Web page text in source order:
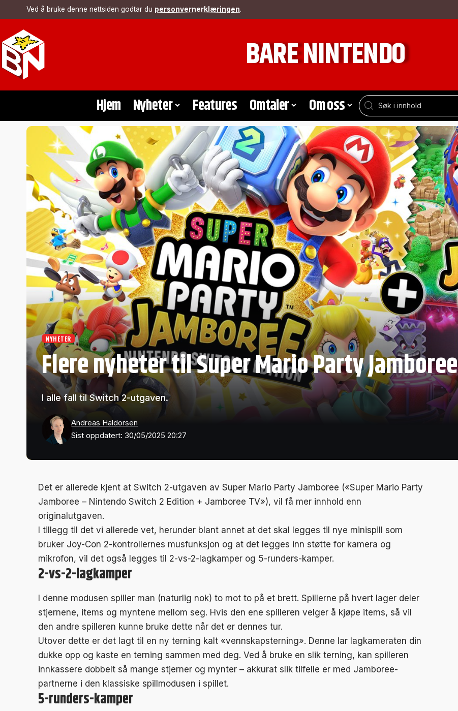
Ved å bruke denne nettsiden godtar du personvernerklæringen.
BARE NINTENDO
Hjem Nyheter Features Omtaler Om oss
NYHETER
Flere nyheter til Super Mario Party Jamboree
I alle fall til Switch 2-utgaven.
Sist oppdatert: 30/05/2025 20:27
Andreas Haldorsen
Det er allerede kjent at Switch 2-utgaven av Super Mario Party Jamboree («Super Mario Party
Jamboree – Nintendo Switch 2 Edition + Jamboree TV»), vil få mer innhold enn
originalutgaven.
I tillegg til det vi allerede vet, herunder blant annet at det skal legges til nye minispill som
bruker Joy-Con 2-kontrollernes musfunksjon og at det legges inn støtte for kamera og
mikrofon, vil det også legges til 2-vs-2-lagkamper og 5-runders-kamper.
2-vs-2-lagkamper
I denne modusen spiller man (naturlig nok) to mot to på et brett. Spillerne på hvert lager deler
stjernene, items og myntene mellom seg. Hvis den ene spilleren velger å kjøpe items, så vil
den andre spilleren kunne bruke dette når det er dennes tur.
Utover dette er det lagt til en ny terning kalt «vennskapsterning». Denne lar lagkameraten din
dukke opp og kaste en terning sammen med deg. Ved å bruke en slik terning, kan spilleren
innkassere dobbelt så mange stjerner og mynter – akkurat slik tilfelle er med Jamboree-
partnerne i den klassiske spillmodusen i spillet.
5-runders-kamper